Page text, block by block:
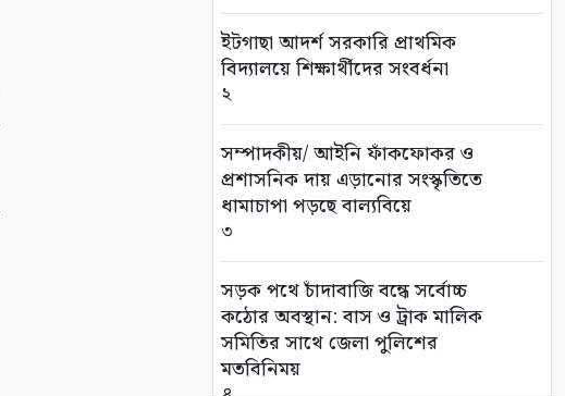
ইটগাছা আদর্শ সরকারি প্রাথমিক
বিদ্যালয়ে শিক্ষার্থীদের সংবর্ধনা
২
সম্পাদকীয়/ আইনি ফাঁকফোকর ও
প্রশাসনিক দায় এড়ানোর সংস্কৃতিতে
ধামাচাপা পড়ছে বাল্যবিয়ে
৩
সড়ক পথে চাঁদাবাজি বন্ধে সর্বোচ্চ
কঠোর অবস্থান: বাস ও ট্রাক মালিক
সমিতির সাথে জেলা পুলিশের
মতবিনিময়